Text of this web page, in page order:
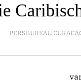
PERSBUREAU